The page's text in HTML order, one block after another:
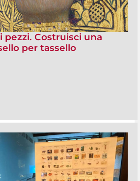
pezzi. Costruisci una
per tassello